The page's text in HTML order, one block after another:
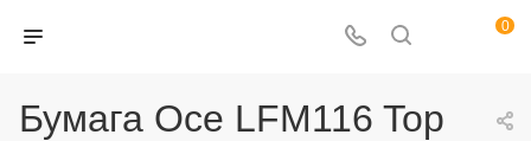
0
Бумага Oce LFM116 Top